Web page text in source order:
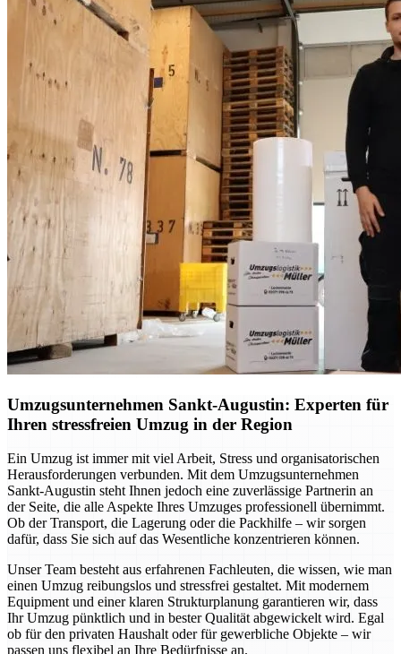
Umzugsunternehmen Sankt-Augustin: Experten für
Ihren stressfreien Umzug in der Region
Ein Umzug ist immer mit viel Arbeit, Stress und organisatorischen
Herausforderungen verbunden. Mit dem Umzugsunternehmen
Sankt-Augustin steht Ihnen jedoch eine zuverlässige Partnerin an
der Seite, die alle Aspekte Ihres Umzuges professionell übernimmt.
Ob der Transport, die Lagerung oder die Packhilfe – wir sorgen
dafür, dass Sie sich auf das Wesentliche konzentrieren können.
Unser Team besteht aus erfahrenen Fachleuten, die wissen, wie man
einen Umzug reibungslos und stressfrei gestaltet. Mit modernem
Equipment und einer klaren Strukturplanung garantieren wir, dass
Ihr Umzug pünktlich und in bester Qualität abgewickelt wird. Egal
ob für den privaten Haushalt oder für gewerbliche Objekte – wir
passen uns flexibel an Ihre Bedürfnisse an.